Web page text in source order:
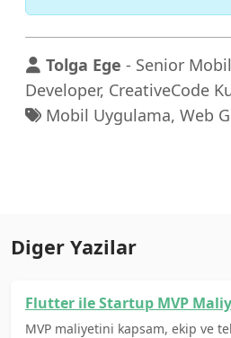
Tolga Ege - Senior
Developer, CreativeCode
Mobil Uygulama, Web
Diger Yazilar
Flutter ile Startup MVP
MVP maliyetini kapsam, ekip ve